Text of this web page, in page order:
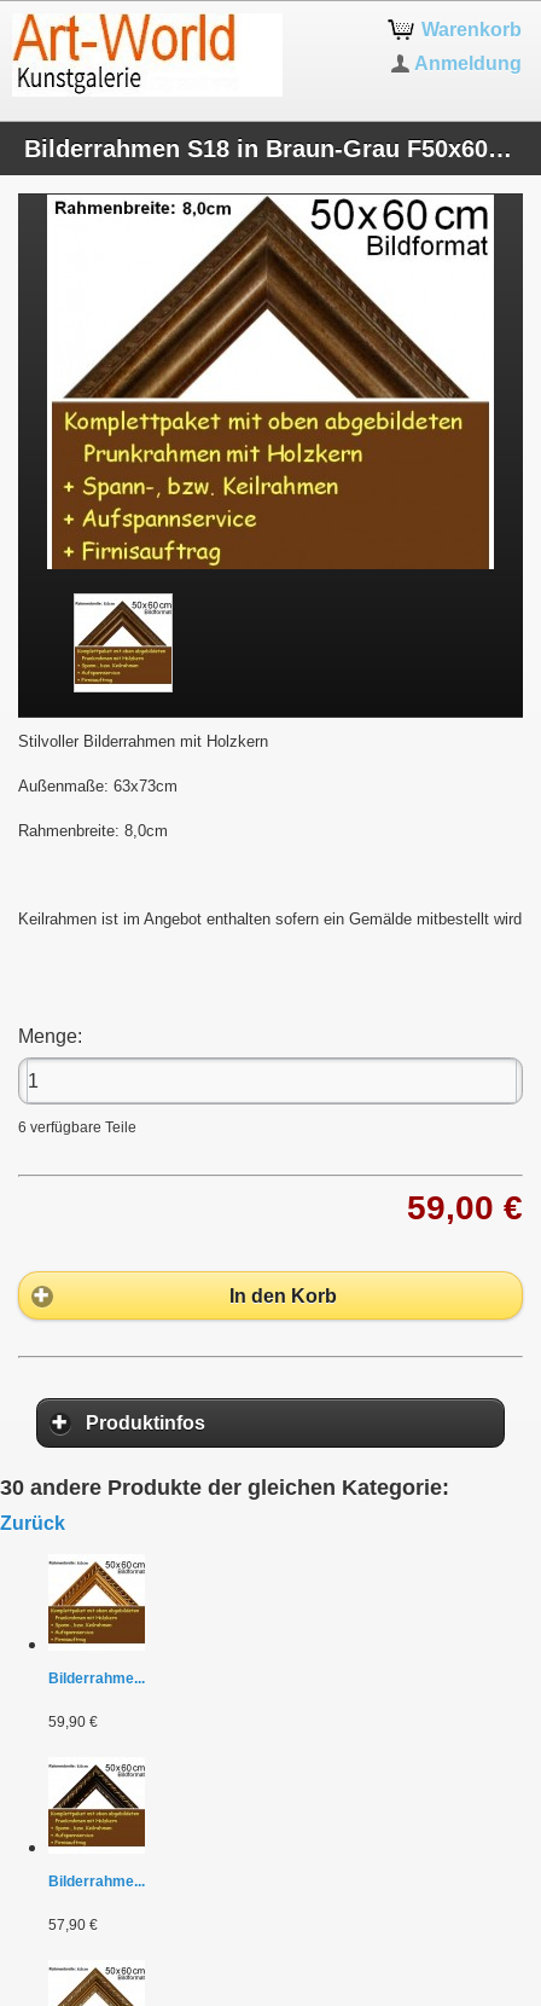
Warenkorb
Anmeldung
Bilderrahmen S18 in Braun-Grau F50x60cm
Stilvoller Bilderrahmen mit Holzkern
Außenmaße: 63x73cm
Rahmenbreite: 8,0cm
Keilrahmen ist im Angebot enthalten sofern ein Gemälde mitbestellt wird
Menge:
6 verfügbare Teile
59,00 €
In den Korb
Produktinfos
30 andere Produkte der gleichen Kategorie:
Zurück
Bilderrahme...
59,90 €
Bilderrahme...
57,90 €